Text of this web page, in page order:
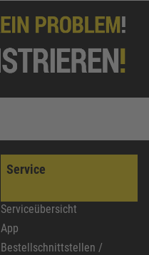
Service
Serviceübersicht
App
Bestellschnittstellen /